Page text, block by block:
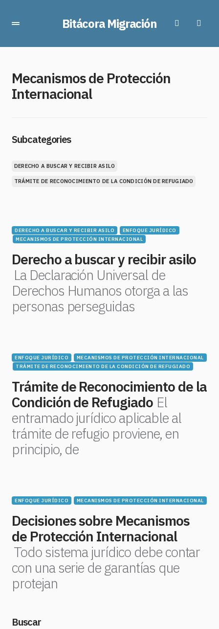
Bitácora Migración
Mecanismos de Protección
Internacional
Subcategories
DERECHO A BUSCAR Y RECIBIR ASILO
TRÁMITE DE RECONOCIMIENTO DE LA CONDICIÓN DE REFUGIADO
DERECHO A BUSCAR Y RECIBIR ASILO
ENFOQUE JURÍDICO
MECANISMOS DE PROTECCIÓN INTERNACIONAL
Derecho a buscar y recibir asilo
La Declaración Universal de
Derechos Humanos otorga a las
personas perseguidas
ENFOQUE JURÍDICO
MECANISMOS DE PROTECCIÓN INTERNACIONAL
TRÁMITE DE RECONOCIMIENTO DE LA CONDICIÓN DE REFUGIADO
Trámite de Reconocimiento de la
Condición de Refugiado El
entramado jurídico aplicable al
trámite de refugio proviene, en
principio, de
ENFOQUE JURÍDICO MECANISMOS DE PROTECCIÓN INTERNACIONAL
Decisiones sobre Mecanismos
de Protección Internacional
Todo sistema jurídico debe contar
con una serie de garantías que
protejan
Buscar